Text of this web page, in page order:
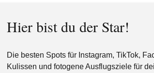
Hier bist du der Star!
Die besten Spots für Instagram, TikTok,
Kulissen und fotogene Ausflugsziele für